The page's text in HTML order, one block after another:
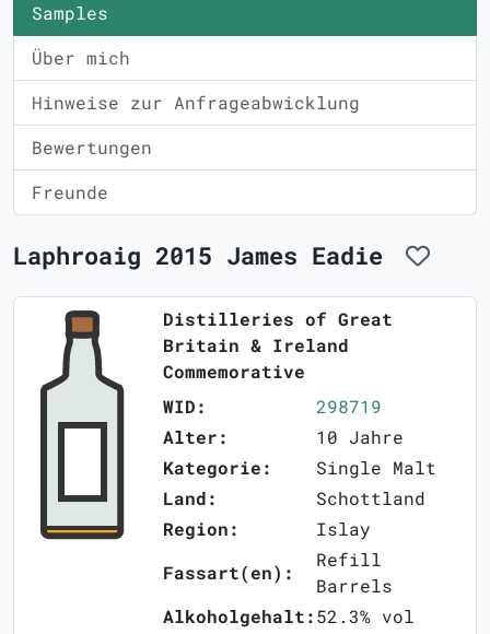
Samples
Über mich
Hinweise zur Anfrageabwicklung
Bewertungen
Freunde
Laphroaig 2015 James Eadie
Distilleries of Great
Britain & Ireland
Commemorative
WID:
298719
Alter:
10 Jahre
Kategorie:
Single Malt
Land:
Schottland
Region:
Islay
Fassart(en):
Refill
Barrels
Alkoholgehalt:52.3% vol